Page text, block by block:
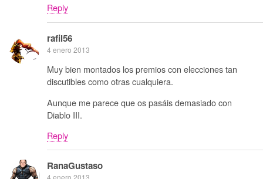
Reply
rafil56
4 enero 2013
Muy bien montados los premios con elecciones tan
discutibles como otras cualquiera.
Aunque me parece que os pasáis demasiado con
Diablo III.
Reply
RanaGustaso